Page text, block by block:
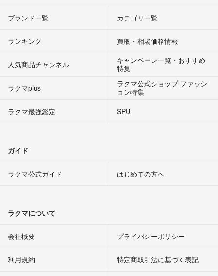
ブランド一覧 カテゴリ一覧
ランキング 買取・相場価格情報
人気商品チャンネル
キャンペーン一覧・おすすめ
特集
ラクマplus
ラクマ公式ショップ ファッシ
ョン特集
ラクマ最強鑑定
SPU
ガイド
ラクマ公式ガイド はじめての方へ
ラクマについて
会社概要 プライバシーポリシー
利用規約 特定商取引法に基づく表記